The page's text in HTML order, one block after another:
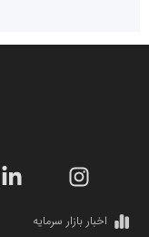
دانشگاه سئوی ایران
مریم حاج نوروز نظری
اخبار بازار سرمایه